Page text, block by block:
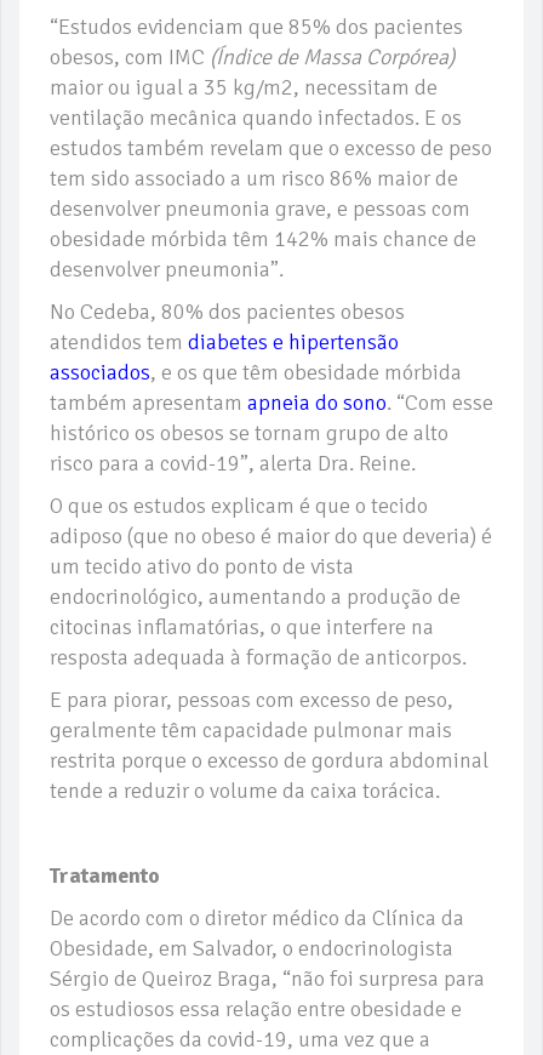
“Estudos evidenciam que 85% dos pacientes
obesos, com IMC (Índice de Massa Corpórea)
maior ou igual a 35 kg/m2, necessitam de
ventilação mecânica quando infectados. E os
estudos também revelam que o excesso de peso
tem sido associado a um risco 86% maior de
desenvolver pneumonia grave, e pessoas com
obesidade mórbida têm 142% mais chance de
desenvolver pneumonia”.
No Cedeba, 80% dos pacientes obesos
atendidos tem diabetes e hipertensão
associados, e os que têm obesidade mórbida
também apresentam apneia do sono. “Com esse
histórico os obesos se tornam grupo de alto
risco para a covid-19”, alerta Dra. Reine.
O que os estudos explicam é que o tecido
adiposo (que no obeso é maior do que deveria) é
um tecido ativo do ponto de vista
endocrinológico, aumentando a produção de
citocinas inflamatórias, o que interfere na
resposta adequada à formação de anticorpos.
E para piorar, pessoas com excesso de peso,
geralmente têm capacidade pulmonar mais
restrita porque o excesso de gordura abdominal
tende a reduzir o volume da caixa torácica.
Tratamento
De acordo com o diretor médico da Clínica da
Obesidade, em Salvador, o endocrinologista
Sérgio de Queiroz Braga, “não foi surpresa para
os estudiosos essa relação entre obesidade e
complicações da covid-19, uma vez que a